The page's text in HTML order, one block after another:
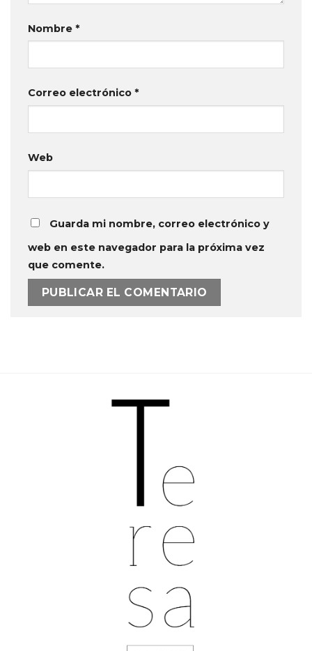
Nombre *
Correo electrónico *
Web
Guarda mi nombre, correo electrónico y
web en este navegador para la próxima vez
que comente.